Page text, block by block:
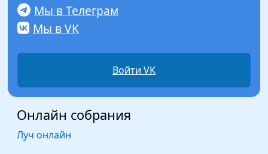
Мы в Телеграм
Мы в VK
Войти VK
Онлайн собрания
Луч онлайн